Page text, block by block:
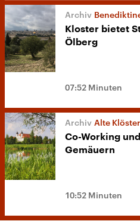
Kloster bietet
Ölberg
07:52 Minuten
Alte
Co-Working
Gemäuern
10:52 Minuten